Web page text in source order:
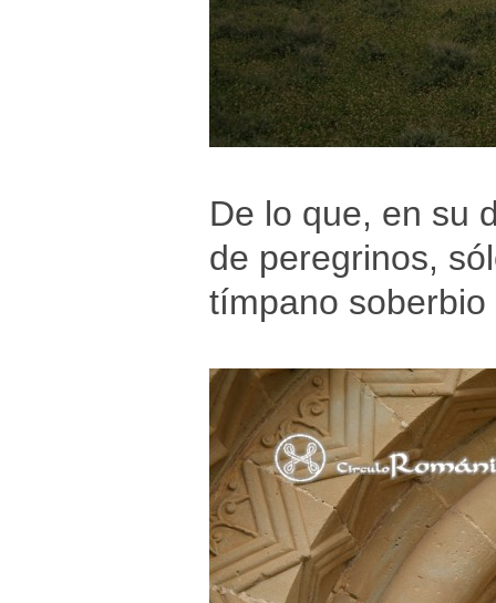
De lo que, en su
de peregrinos,
tímpano